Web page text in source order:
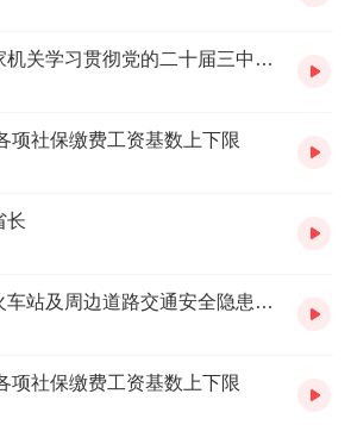
方兴未AI。
我们的生活方式，更孕育出了众多新
经济作为互联网时代的一大产物，正影
并非新鲜事物。古时的集市、跳蚤市场
到互联网的出现，为二手交易插上了
羊毛、反向消费，近年来，年轻人的
与消费有关。“循环经济”，在年轻人的
，花着更低的价格买到心仪的东西，
式。
习近平就中央和国家机关学习贯彻党的二十届三中全会精神 推动机关党建高质量发展作出重要指示
项社保缴费工资基数上下限
长
公安部：加强客运火车站及周边道路交通安全隐患排查整治
项社保缴费工资基数上下限